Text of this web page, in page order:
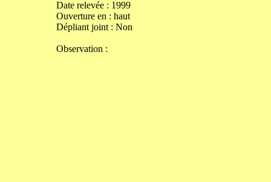
Date relevée : 1999
Ouverture en : haut
Dépliant joint : Non
Observation :